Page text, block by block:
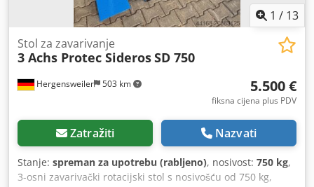
1 / 13
Hergensweiler 503 km
Stol za zavarivanje
3 Achs Protec SiderosSD 750
5.500 €
fiksna cijena plus PDV
Zatražiti Nazvati
Stanje: spreman za upotrebu (rabljeno), nosivost: 750 kg,
3-osni zavarivački rotacijski stol s nosivošću od 750 kg,